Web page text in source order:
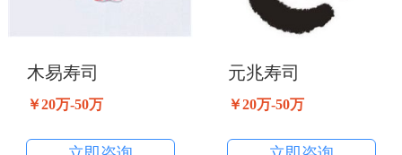
木易寿司
￥20万-50万
元兆寿司
￥20万-50万